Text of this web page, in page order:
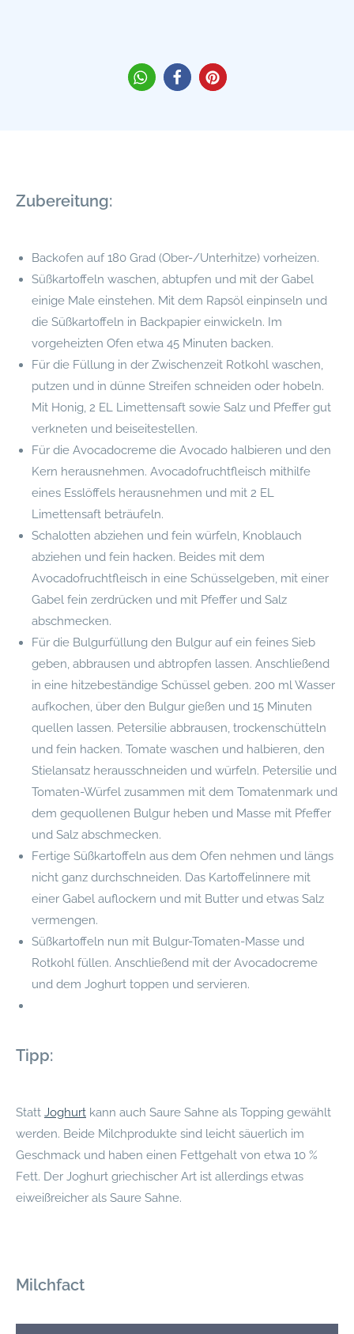
Zubereitung:
Backofen auf 180 Grad (Ober-/Unterhitze) vorheizen.
Süßkartoffeln waschen, abtupfen und mit der Gabel
einige Male einstehen. Mit dem Rapsöl einpinseln und
die Süßkartoffeln in Backpapier einwickeln. Im
vorgeheizten Ofen etwa 45 Minuten backen.
Für die Füllung in der Zwischenzeit Rotkohl waschen,
putzen und in dünne Streifen schneiden oder hobeln.
Mit Honig, 2 EL Limettensaft sowie Salz und Pfeffer gut
verkneten und beiseitestellen.
Für die Avocadocreme die Avocado halbieren und den
Kern herausnehmen. Avocadofruchtfleisch mithilfe
eines Esslöffels herausnehmen und mit 2 EL
Limettensaft beträufeln.
Schalotten abziehen und fein würfeln, Knoblauch
abziehen und fein hacken. Beides mit dem
Avocadofruchtfleisch in eine Schüsselgeben, mit einer
Gabel fein zerdrücken und mit Pfeffer und Salz
abschmecken.
Für die Bulgurfüllung den Bulgur auf ein feines Sieb
geben, abbrausen und abtropfen lassen. Anschließend
in eine hitzebeständige Schüssel geben. 200 ml Wasser
aufkochen, über den Bulgur gießen und 15 Minuten
quellen lassen. Petersilie abbrausen, trockenschütteln
und fein hacken. Tomate waschen und halbieren, den
Stielansatz herausschneiden und würfeln. Petersilie und
Tomaten-Würfel zusammen mit dem Tomatenmark und
dem gequollenen Bulgur heben und Masse mit Pfeffer
und Salz abschmecken.
Fertige Süßkartoffeln aus dem Ofen nehmen und längs
nicht ganz durchschneiden. Das Kartoffelinnere mit
einer Gabel auflockern und mit Butter und etwas Salz
vermengen.
Süßkartoffeln nun mit Bulgur-Tomaten-Masse und
Rotkohl füllen. Anschließend mit der Avocadocreme
und dem Joghurt toppen und servieren.
Tipp:
Statt Joghurt kann auch Saure Sahne als Topping gewählt
werden. Beide Milchprodukte sind leicht säuerlich im
Geschmack und haben einen Fettgehalt von etwa 10 %
Fett. Der Joghurt griechischer Art ist allerdings etwas
eiweißreicher als Saure Sahne.
Milchfact